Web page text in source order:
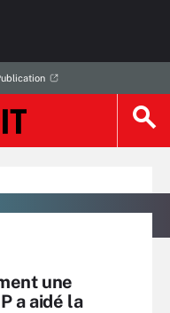
une
a aidé la